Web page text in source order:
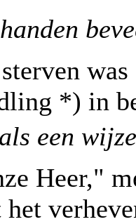
*) in
een
Heer,"
het